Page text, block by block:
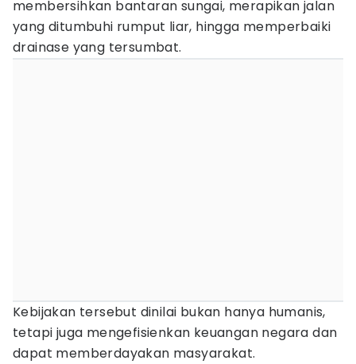
membersihkan bantaran sungai, merapikan jalan
yang ditumbuhi rumput liar, hingga memperbaiki
drainase yang tersumbat.
Kebijakan tersebut dinilai bukan hanya humanis,
tetapi juga mengefisienkan keuangan negara dan
dapat memberdayakan masyarakat.